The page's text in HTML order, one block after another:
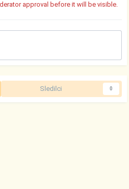
approval before it will be visible.
Sledilci 0